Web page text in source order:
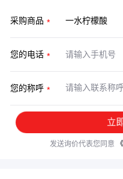
采购商品
您的电话
您的称呼
立
发送询价代表您同意